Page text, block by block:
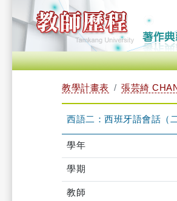
教學計畫表 張芸綺
西語二：西班牙語會話（
學年
學期
教師